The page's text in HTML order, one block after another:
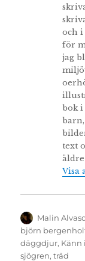
och
för
jag
bok i
text
Visa
Författare
Malin
björn
däggdjur, Känn
sjögren,träd